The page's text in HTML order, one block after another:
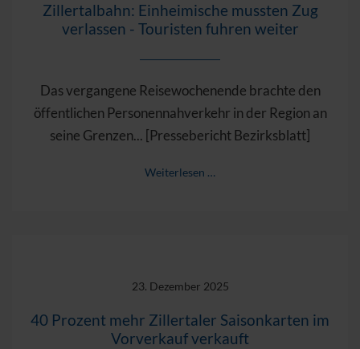
Zillertalbahn: Einheimische mussten Zug
verlassen - Touristen fuhren weiter
Das vergangene Reisewochenende brachte den
öffentlichen Personennahverkehr in der Region an
seine Grenzen... [Pressebericht Bezirksblatt]
Weiterlesen …
23. Dezember 2025
40 Prozent mehr Zillertaler Saisonkarten im
Vorverkauf verkauft